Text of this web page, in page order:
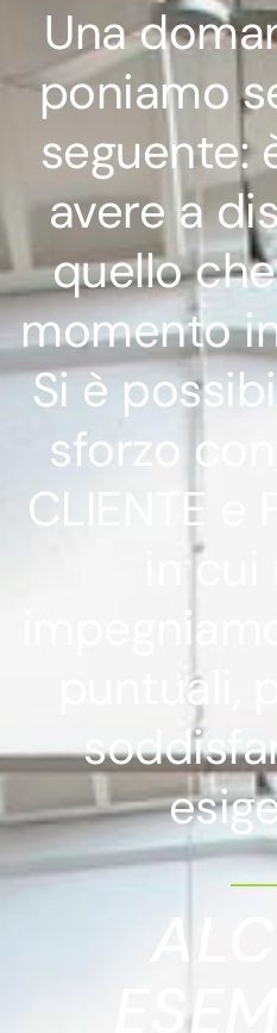
Una
poniamo
seguente:
avere a
quello che
momento in
Si è
sforzo
CLIENTE e
in cui
puntuali,